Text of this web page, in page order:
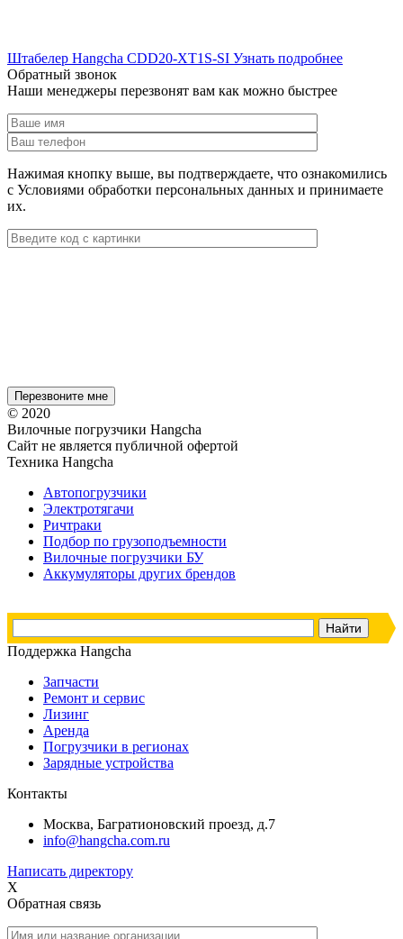
Штабелер Hangcha CDD20-XT1S-SI Узнать подробнее
Обратный звонок
Наши менеджеры перезвонят вам как можно быстрее
Нажимая кнопку выше, вы подтверждаете, что ознакомились
с Условиями обработки персональных данных и принимаете
их.
© 2020
Вилочные погрузчики Hangcha
Сайт не является публичной офертой
Техника Hangcha
Автопогрузчики
Электротягачи
Ричтраки
Подбор по грузоподъемности
Вилочные погрузчики БУ
Аккумуляторы других брендов
Поддержка Hangcha
Запчасти
Ремонт и сервис
Лизинг
Аренда
Погрузчики в регионах
Зарядные устройства
Контакты
Москва, Багратионовский проезд, д.7
info@hangcha.com.ru
Написать директору
X
Обратная связь